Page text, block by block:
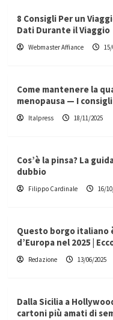
8 Consigli Per un
Dati Durante il Viaggio
Webmaster Affiance
Come mantenere la
menopausa — I
Italpress 18/11/2025
Cos’è la pinsa? La
dubbio
Filippo Cardinale 16/
Questo borgo
d’Europa nel 2025 |
Redazione 13/06/2025
Dalla Sicilia a
cartoni più amati di